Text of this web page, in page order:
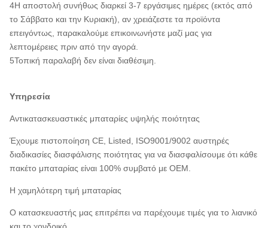
4Η αποστολή συνήθως διαρκεί 3-7 εργάσιμες ημέρες (εκτός από
το Σάββατο και την Κυριακή), αν χρειάζεστε τα προϊόντα
επειγόντως, παρακαλούμε επικοινωνήστε μαζί μας για
λεπτομέρειες πριν από την αγορά.
5Τοπική παραλαβή δεν είναι διαθέσιμη.
Υπηρεσία
Αντικατασκευαστικές μπαταρίες υψηλής ποιότητας
Έχουμε πιστοποίηση CE, Listed, ISO9001/9002 αυστηρές
διαδικασίες διασφάλισης ποιότητας για να διασφαλίσουμε ότι κάθε
πακέτο μπαταρίας είναι 100% συμβατό με OEM.
Η χαμηλότερη τιμή μπαταρίας
Ο κατασκευαστής μας επιτρέπει να παρέχουμε τιμές για το λιανικό